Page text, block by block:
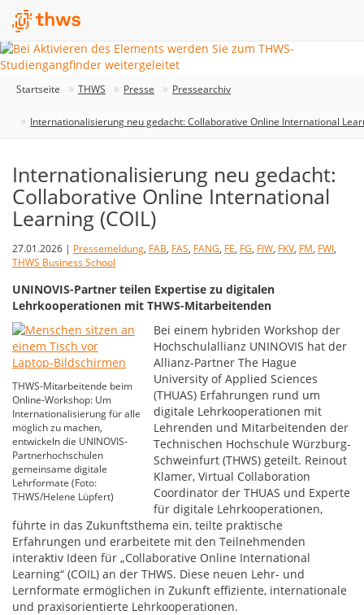
Startseite THWS Presse Pressearchiv
Internationalisierung neu gedacht: Collaborative Online International
Internationalisierung neu gedacht:
Collaborative Online International
Learning (COIL)
27.01.2026 | Pressemeldung, FAB, FAS, FANG, FE, FG, FIW, FKV, FM, FWI,
THWS Business School
UNINOVIS-Partner teilen Expertise zu digitalen
Lehrkooperationen mit THWS-Mitarbeitenden
THWS-Mitarbeitende beim
Online-Workshop: Um
Internationalisierung für alle
möglich zu machen,
entwickeln die UNINOVIS-
Partnerhochschulen
gemeinsame digitale
Lehrformate (Foto:
THWS/Helene Lüpfert)
Bei einem hybriden Workshop der
Hochschulallianz UNINOVIS hat der
Allianz-Partner The Hague
University of Applied Sciences
(THUAS) Erfahrungen rund um
digitale Lehrkooperationen mit
Lehrenden und Mitarbeitenden der
Technischen Hochschule Würzburg-
Schweinfurt (THWS) geteilt. Reinout
Klamer, Virtual Collaboration
Coordinator der THUAS und Experte
für digitale Lehrkooperationen,
führte in das Zukunftsthema ein, teilte praktische
Erfahrungen und erarbeitete mit den Teilnehmenden
interaktiv Ideen für „Collaborative Online International
Learning“ (COIL) an der THWS. Diese neuen Lehr- und
Lernformate ermöglichen in Zukunft effiziente, internationale
und praxisorientierte Lehrkooperationen.